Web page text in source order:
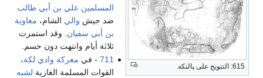
615: التتويج على پالنكه
المسلمين علي بن أبي طالب
ضد جيش والي الشام، معاوية
بن أبي سفيان . وقد استمرت
ثلاثة أيام وانتهت دون حسم.
711- في معركة وادي لكة،
القوات المسلمة الغازية لشبه